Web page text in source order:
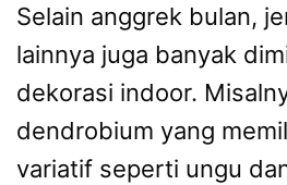
Selain anggrek bulan,
lainnya juga banyak
dekorasi indoor.
dendrobium yang
variatif seperti ungu